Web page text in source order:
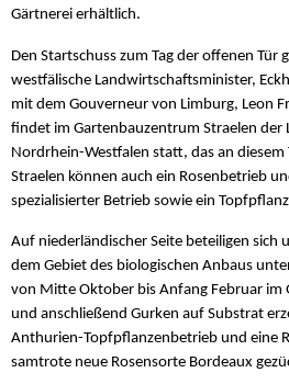
Gärtnerei erhältlich.
Den Startschuss zum Tag der offenen Tür
westfälische Landwirtschaftsminister,
mit dem Gouverneur von Limburg, Leon
findet im Gartenbauzentrum Straelen der
Nordrhein-Westfalen statt, das an diesem
Straelen können auch ein Rosenbetrieb
spezialisierter Betrieb sowie ein
Auf niederländischer Seite beteiligen sich
dem Gebiet des biologischen Anbaus
von Mitte Oktober bis Anfang Februar im
und anschließend Gurken auf Substrat
Anthurien-Topfpflanzenbetrieb und eine
samtrote neue Rosensorte Bordeaux